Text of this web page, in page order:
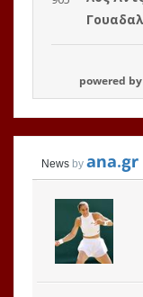
powered by